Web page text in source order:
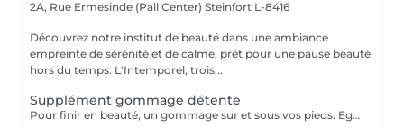
2A, Rue Ermesinde (Pall Center) Steinfort L-8416
Découvrez notre institut de beauté dans une ambiance
empreinte de sérénité et de calme, prêt pour une pause beauté
hors du temps. L'Intemporel, trois...
Supplément gommage détente
Pour finir en beauté, un gommage sur et sous vos pieds. Egalement entre les orteils. Pour une meilleure pénétration de la crème pieds. Uniquement avec un service de beauté des pieds / pédicure effectué à l'institut le même jour.